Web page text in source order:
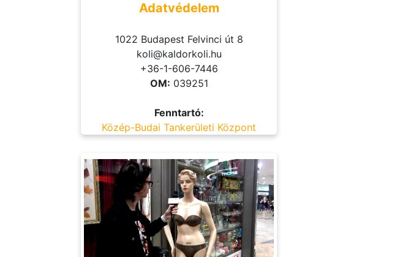
Adatvédelem
1022 Budapest Felvinci út 8
koli@kaldorkoli.hu
+36-1-606-7446
OM: 039251
Fenntartó:
Közép-Budai Tankerületi Központ